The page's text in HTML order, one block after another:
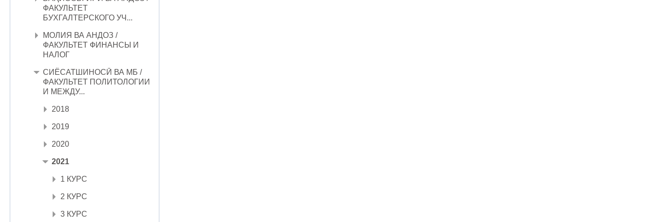
ФАКУЛЬТЕТ
БУХГАЛТЕРСКОГО УЧ...
МОЛИЯ ВА АНДОЗ /
ФАКУЛЬТЕТ ФИНАНСЫ И
НАЛОГ
СИЁСАТШИНОСӢ ВА МБ /
ФАКУЛЬТЕТ ПОЛИТОЛОГИИ
И МЕЖДУ...
2018
2019
2020
2021
1 КУРС
2 КУРС
3 КУРС